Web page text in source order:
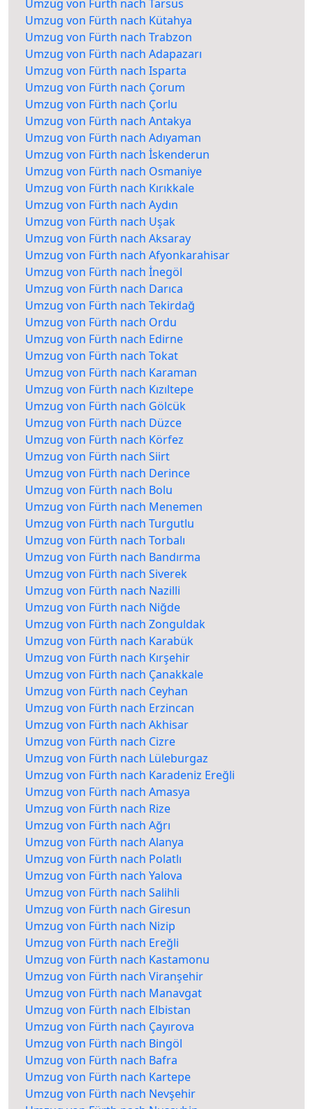
Umzug von Fürth nach Tarsus
Umzug von Fürth nach Kütahya
Umzug von Fürth nach Trabzon
Umzug von Fürth nach Adapazarı
Umzug von Fürth nach Isparta
Umzug von Fürth nach Çorum
Umzug von Fürth nach Çorlu
Umzug von Fürth nach Antakya
Umzug von Fürth nach Adıyaman
Umzug von Fürth nach İskenderun
Umzug von Fürth nach Osmaniye
Umzug von Fürth nach Kırıkkale
Umzug von Fürth nach Aydın
Umzug von Fürth nach Uşak
Umzug von Fürth nach Aksaray
Umzug von Fürth nach Afyonkarahisar
Umzug von Fürth nach İnegöl
Umzug von Fürth nach Darıca
Umzug von Fürth nach Tekirdağ
Umzug von Fürth nach Ordu
Umzug von Fürth nach Edirne
Umzug von Fürth nach Tokat
Umzug von Fürth nach Karaman
Umzug von Fürth nach Kızıltepe
Umzug von Fürth nach Gölcük
Umzug von Fürth nach Düzce
Umzug von Fürth nach Körfez
Umzug von Fürth nach Siirt
Umzug von Fürth nach Derince
Umzug von Fürth nach Bolu
Umzug von Fürth nach Menemen
Umzug von Fürth nach Turgutlu
Umzug von Fürth nach Torbalı
Umzug von Fürth nach Bandırma
Umzug von Fürth nach Siverek
Umzug von Fürth nach Nazilli
Umzug von Fürth nach Niğde
Umzug von Fürth nach Zonguldak
Umzug von Fürth nach Karabük
Umzug von Fürth nach Kırşehir
Umzug von Fürth nach Çanakkale
Umzug von Fürth nach Ceyhan
Umzug von Fürth nach Erzincan
Umzug von Fürth nach Akhisar
Umzug von Fürth nach Cizre
Umzug von Fürth nach Lüleburgaz
Umzug von Fürth nach Karadeniz Ereğli
Umzug von Fürth nach Amasya
Umzug von Fürth nach Rize
Umzug von Fürth nach Ağrı
Umzug von Fürth nach Alanya
Umzug von Fürth nach Polatlı
Umzug von Fürth nach Yalova
Umzug von Fürth nach Salihli
Umzug von Fürth nach Giresun
Umzug von Fürth nach Nizip
Umzug von Fürth nach Ereğli
Umzug von Fürth nach Kastamonu
Umzug von Fürth nach Viranşehir
Umzug von Fürth nach Manavgat
Umzug von Fürth nach Elbistan
Umzug von Fürth nach Çayırova
Umzug von Fürth nach Bingöl
Umzug von Fürth nach Bafra
Umzug von Fürth nach Kartepe
Umzug von Fürth nach Nevşehir